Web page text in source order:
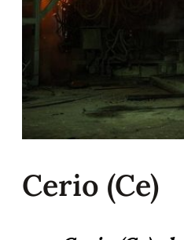
Cerio (Ce)